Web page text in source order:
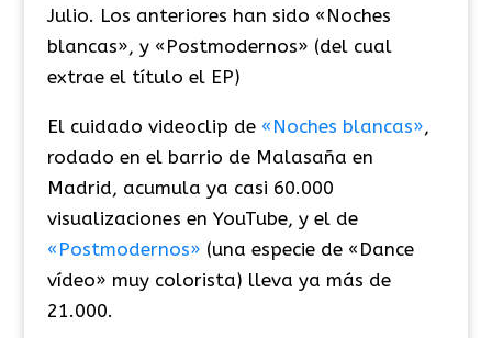
Julio. Los anteriores han sido «Noches
blancas», y «Postmodernos» (del cual
extrae el título el EP)
El cuidado videoclip de«Noches blancas»,
rodado en el barrio de Malasaña en
Madrid, acumula ya casi 60.000
visualizaciones en YouTube, y el de
«Postmodernos» (una especie de «Dance
vídeo» muy colorista) lleva ya más de
21.000.